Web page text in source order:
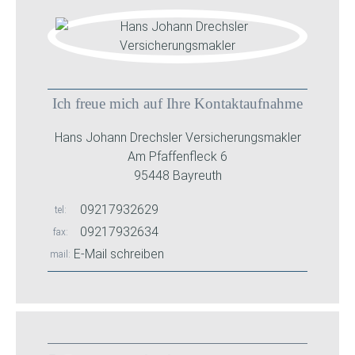
Ich freue mich auf Ihre Kontaktaufnahme
Hans Johann Drechsler Versicherungsmakler
Am Pfaffenfleck 6
95448 Bayreuth
tel 09217932629
fax 09217932634
mail E-Mail schreiben